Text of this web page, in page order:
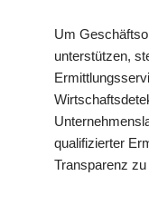
Um
unterstützen,
qualifizierter
Transparenz